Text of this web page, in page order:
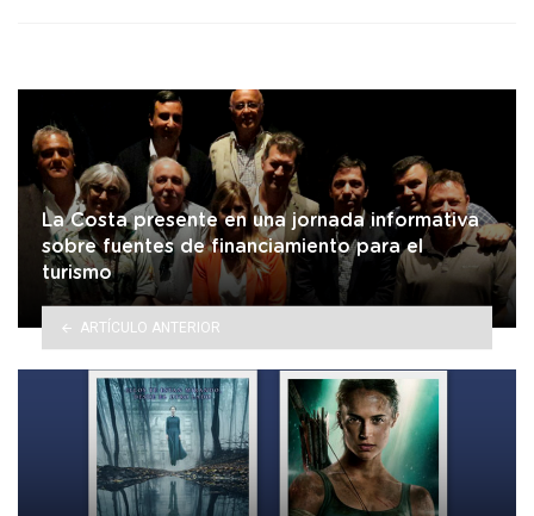
La Costa presente en una jornada informativa
sobre fuentes de financiamiento para el
turismo
ARTÍCULO ANTERIOR